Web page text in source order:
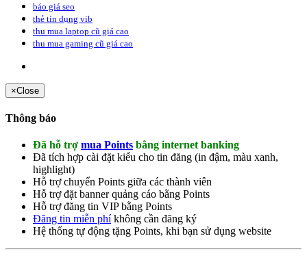
báo giá seo
thẻ tín dụng vib
thu mua laptop cũ giá cao
thu mua gaming cũ giá cao
×Close
Thông báo
Đã hỗ trợ mua Points bằng internet banking
Đã tích hợp cài đặt kiểu cho tin đăng (in đậm, màu xanh,
highlight)
Hỗ trợ chuyển Points giữa các thành viên
Hỗ trợ đặt banner quảng cáo bằng Points
Hỗ trợ đăng tin VIP bằng Points
Đăng tin miễn phíkhông cần đăng ký
Hệ thống tự động tặng Points, khi bạn sử dụng website